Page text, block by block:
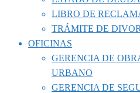
LIBRO DE
TRÁMITE DE
OFICINAS
GERENCIA DE
URBANO
GERENCIA DE